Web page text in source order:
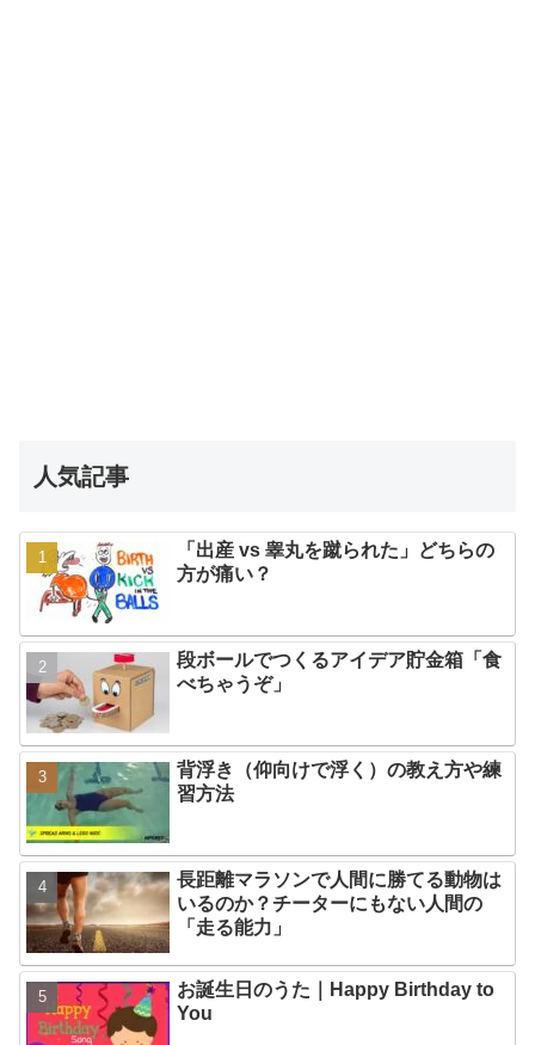
人気記事
「出産 vs 睾丸を蹴られた」どちらの
方が痛い？
段ボールでつくるアイデア貯金箱「食
べちゃうぞ」
背浮き（仰向けで浮く）の教え方や練
習方法
長距離マラソンで人間に勝てる動物は
いるのか？チーターにもない人間の
「走る能力」
お誕生日のうた｜Happy Birthday to
You